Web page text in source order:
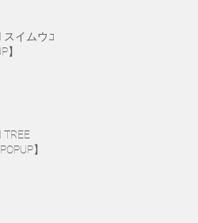
スイムウエ
】
TREE
】